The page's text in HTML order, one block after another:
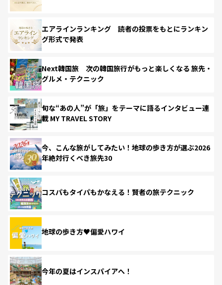
エアラインランキング 読者の投票をもとにランキン
グ形式で発表
Next韓国旅 次の韓国旅行がもっと楽しくなる 旅先・
グルメ・テクニック
旬な“あの人”が「旅」をテーマに語るインタビュー連
載 MY TRAVEL STORY
今、こんな旅がしてみたい！地球の歩き方が選ぶ2026
年絶対行くべき旅先30
コスパもタイパもかなえる！賢者の旅テクニック
地球の歩き方♥偏愛ハワイ
今年の夏はインスパイアへ！